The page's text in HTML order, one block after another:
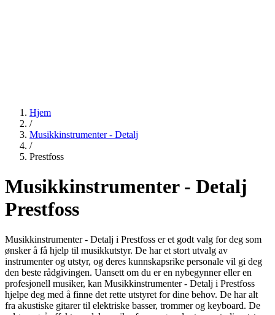
Hjem
/
Musikkinstrumenter - Detalj
/
Prestfoss
Musikkinstrumenter - Detalj
Prestfoss
Musikkinstrumenter - Detalj i Prestfoss er et godt valg for deg som
ønsker å få hjelp til musikkutstyr. De har et stort utvalg av
instrumenter og utstyr, og deres kunnskapsrike personale vil gi deg
den beste rådgivingen. Uansett om du er en nybegynner eller en
profesjonell musiker, kan Musikkinstrumenter - Detalj i Prestfoss
hjelpe deg med å finne det rette utstyret for dine behov. De har alt
fra akustiske gitarer til elektriske basser, trommer og keyboard. De